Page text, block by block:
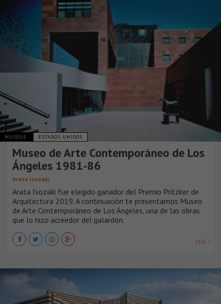
MUSEOS ESTADOS UNIDOS
Museo de Arte Contemporáneo de Los
Ángeles 1981-86
Arata Isozaki
Arata Isozaki fue elegido ganador del Premio Pritzker de
Arquitectura 2019. A continuación te presentamos Museo
de Arte Contemporáneo de Los Ángeles, una de las obras
que lo hizo acreedor del galardón.
VER +